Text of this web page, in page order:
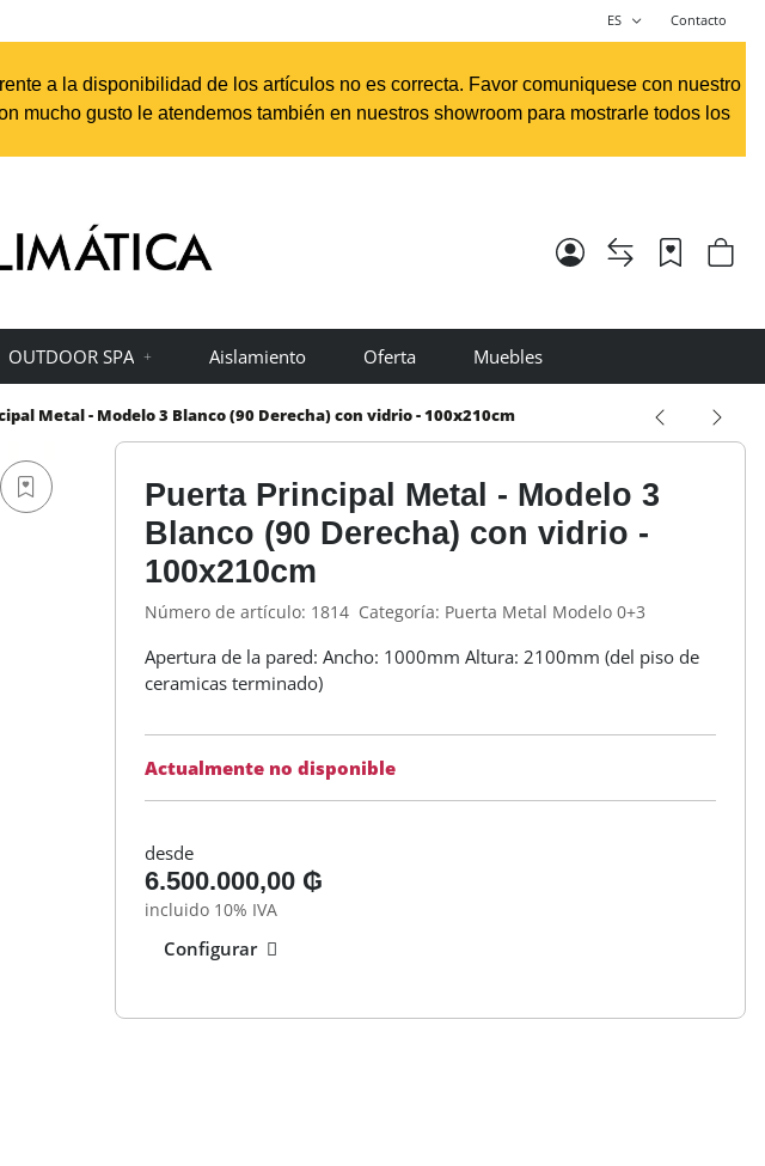
ES Contacto
a la disponibilidad de los artículos no es correcta. Favor comuniquese con nuestro
mucho gusto le atendemos también en nuestros showroom para mostrarle todos los
OUTDOOR SPA Aislamiento Oferta Muebles
Metal - Modelo 3 Blanco (90 Derecha) con vidrio - 100x210cm
Puerta Principal Metal - Modelo 3
Blanco (90 Derecha) con vidrio -
100x210cm
Número de artículo: 1814 Categoría: Puerta Metal Modelo 0+3
Apertura de la pared: Ancho: 1000mm Altura: 2100mm (del piso de
ceramicas terminado)
Actualmente no disponible
desde
6.500.000,00 ₲
incluido 10% IVA
Configurar